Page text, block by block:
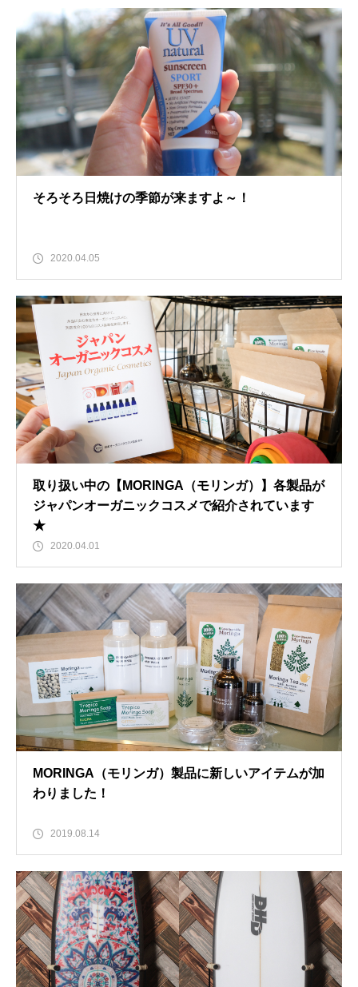
そろそろ日焼けの季節が来ますよ～！
2020.04.05
取り扱い中の【MORINGA（モリンガ）】各製品が
ジャパンオーガニックコスメで紹介されています
★
2020.04.01
MORINGA（モリンガ）製品に新しいアイテムが加
わりました！
2019.08.14